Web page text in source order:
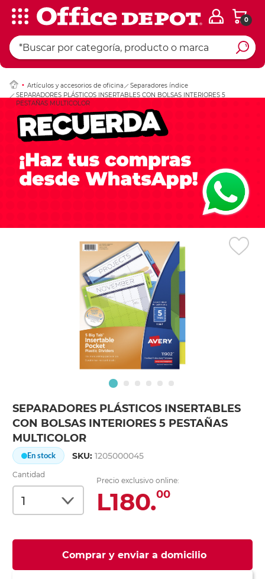
0
Artículos y accesorios de oficina
Separadores índice
SEPARADORES PLÁSTICOS INSERTABLES CON BOLSAS INTERIORES 5
PESTAÑAS MULTICOLOR
SEPARADORES PLÁSTICOS INSERTABLES
CON BOLSAS INTERIORES 5 PESTAÑAS
MULTICOLOR
En stock SKU:1205000045
Cantidad
Precio exclusivo online:
L180.00
Comprar y enviar a domicilio
Ingresar Codigo